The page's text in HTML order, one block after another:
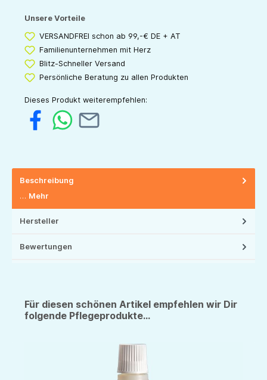
Unsere Vorteile
VERSANDFREI schon ab 99,-€ DE + AT
Familienunternehmen mit Herz
Blitz-Schneller Versand
Persönliche Beratung zu allen Produkten
Dieses Produkt weiterempfehlen:
Beschreibung
… Mehr
Hersteller
Bewertungen
Für diesen schönen Artikel empfehlen wir Dir
folgende Pflegeprodukte...